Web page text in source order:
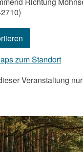
zum Standort
Veranstaltung